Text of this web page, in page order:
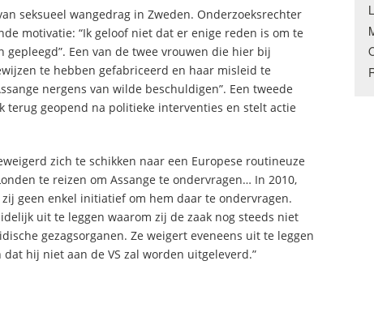
seksueel wangedrag in Zweden. Onderzoeksrechter
motivatie: “Ik geloof niet dat er enige reden is om te
Een van de twee vrouwen die hier bij
te hebben gefabriceerd en haar misleid te
nergens van wilde beschuldigen”. Een tweede
terug geopend na politieke interventies en stelt actie
zich te schikken naar een Europese routineuze
te reizen om Assange te ondervragen… In 2010,
geen enkel initiatief om hem daar te ondervragen.
uit te leggen waarom zij de zaak nog steeds niet
gezagsorganen. Ze weigert eveneens uit te leggen
hij niet aan de VS zal worden uitgeleverd.”